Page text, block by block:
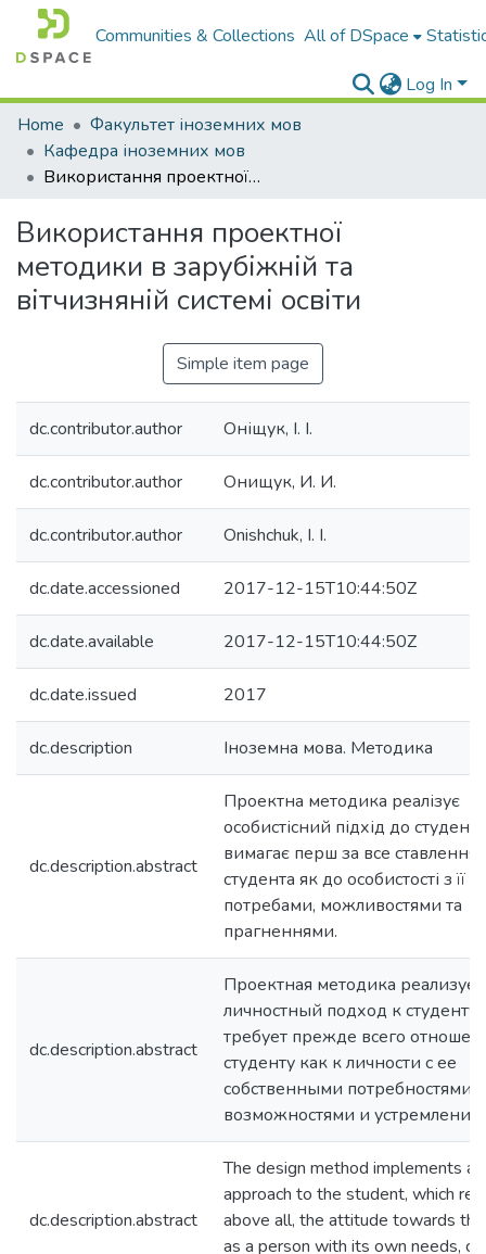
Communities & Collections All of DSpace
Log In
Home
Факультет іноземних мов
Кафедра іноземних мов
Використання проектної методики в зарубіжній та вітчизняній системі освіти
Використання проектної
методики в зарубіжній та
вітчизняній системі освіти
Simple item page
dc.contributor.author Оніщук, І. І.
dc.contributor.author Онищук, И. И.
dc.contributor.author Onishchuk, I. I.
dc.date.accessioned 2017-12-15T10:44:50Z
dc.date.available 2017-12-15T10:44:50Z
dc.date.issued 2017
dc.description Іноземна мова. Методика
dc.description.abstract
Проектна методика реалізує
особистісний підхід до
вимагає перш за все ставлення
студента як до особистості з її
потребами, можливостями та
прагненнями.
dc.description.abstract
Проектная методика реализует
личностный подход к
требует прежде всего
студенту как к личности с ее
собственными потребностями,
возможностями и
dc.description.abstract
The design method implements a
approach to the student, which
above all, the attitude towards
as a person with its own needs,